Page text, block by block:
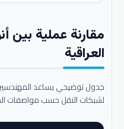
مقارنة عملية بين
العراقية
جدول توضيحي يساعد المهندسين
لشبكات النقل حسب مواصفات